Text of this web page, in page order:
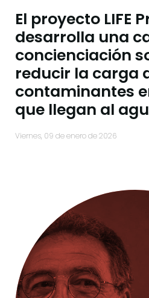
El proyecto LIFE
desarrolla una
concienciación
reducir la carga
contaminantes
que llegan al
viernes, 09 de enero de 2026